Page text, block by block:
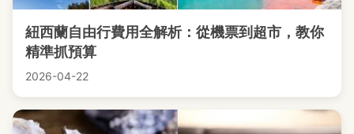
紐西蘭自由行費用全解析：從機票到超市，教你
精準抓預算
2026-04-22